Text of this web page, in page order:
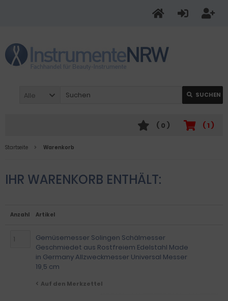
Alle SUCHEN
( 1 )
( 0 )
Startseite Warenkorb
IHR WARENKORB ENTHÄLT:
Anzahl Artikel
Gemüsemesser Solingen Schälmesser
Geschmiedet aus Rostfreiem Edelstahl Made
in Germany Allzweckmesser Universal Messer
19,5 cm
Auf den Merkzettel